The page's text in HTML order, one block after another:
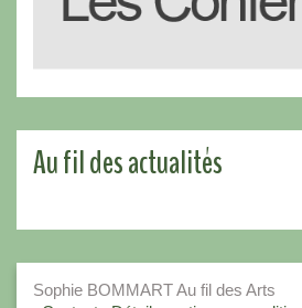
Au fil des actualités
Sophie BOMMART Au fil des Arts